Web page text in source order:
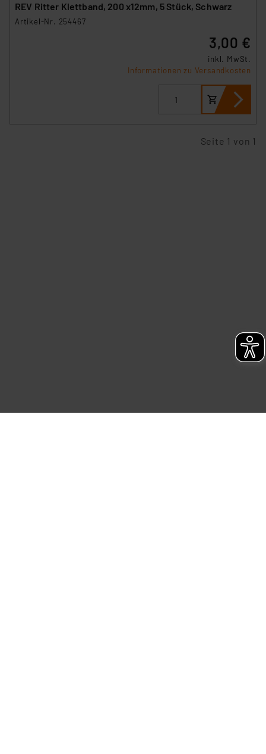
REV Ritter Klettband, 200 x12mm, 5 Stück, Schwarz
Artikel-Nr. 254467
3,00 €
inkl. MwSt.
Informationen zu Versandkosten
Seite 1 von 1